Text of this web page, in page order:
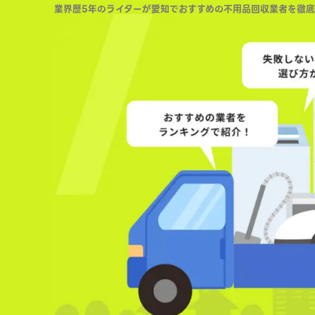
業界歴5年のライターが愛知でおすすめの不用品回収業者を徹